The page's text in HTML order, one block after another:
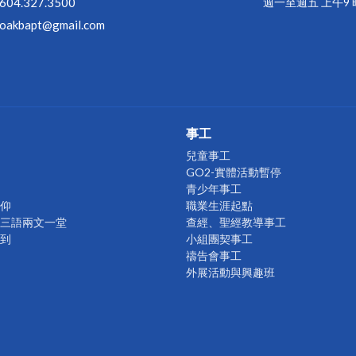
oakbapt@gmail.com
語兩文一堂
事工
兒童事工
GO2-實體活動暫停
青少年事工
職業生涯起點
查經、聖經教導事工
小組團契事工
禱告會事工
外展活動與興趣班